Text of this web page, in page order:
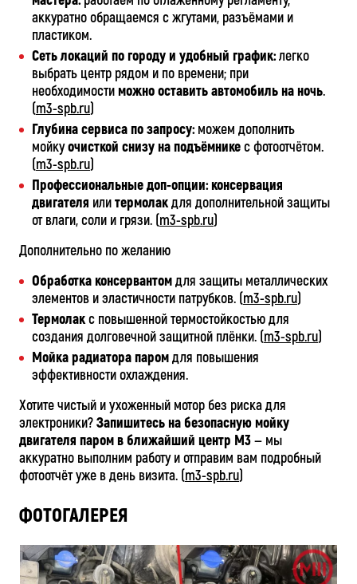
аккуратно обращаемся с жгутами, разъёмами и
пластиком.
Сеть локаций по городу и удобный график:легко
выбрать центр рядом и по времени; при
необходимостиможно оставить автомобиль на ночь.
(m3-spb.ru)
Глубина сервиса по запросу:можем дополнить
мойкуочисткой снизу на подъёмникес фотоотчётом.
(m3-spb.ru)
Профессиональные доп‑опции:консервация
двигателя илитермолакдля дополнительной защиты
от влаги, соли и грязи. (m3-spb.ru)
Дополнительно по желанию
Обработка консервантомдля защиты металлических
элементов и эластичности патрубков. (m3-spb.ru)
Термолакс повышенной термостойкостью для
создания долговечной защитной плёнки. (m3-spb.ru)
Мойка радиатора паромдля повышения
эффективности охлаждения.
Хотите чистый и ухоженный мотор без риска для
электроники?Запишитесь на безопасную мойку
двигателя паром в ближайший центр М3— мы
аккуратно выполним работу и отправим вам подробный
фотоотчёт уже в день визита. (m3-spb.ru)
ФОТОГАЛЕРЕЯ